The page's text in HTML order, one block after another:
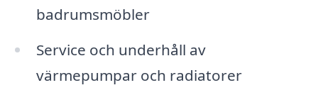
badrumsmöbler
Service och underhåll av
värmepumpar och radiatorer